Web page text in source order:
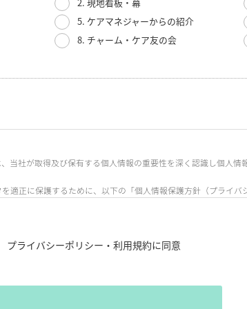
5. ケアマネジャーからの紹介
8. チャーム・ケア友の会
当社が取得及び保有する個人情報の重要性を深く認識し個人
適正に保護するために、以下の「個人情報保護方針（プライ
プライバシーポリシー・利用規約に同意